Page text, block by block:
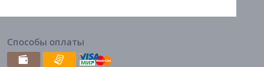
Способы оплаты